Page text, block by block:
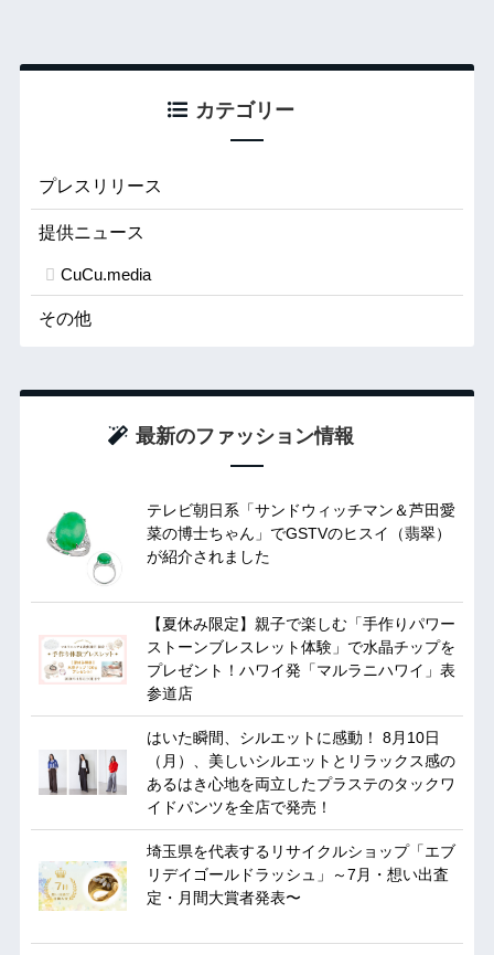
カテゴリー
プレスリリース
提供ニュース
CuCu.media
その他
最新のファッション情報
テレビ朝日系「サンドウィッチマン＆芦田愛
菜の博士ちゃん」でGSTVのヒスイ（翡翠）
が紹介されました
【夏休み限定】親子で楽しむ「手作りパワー
ストーンブレスレット体験」で水晶チップを
プレゼント！ハワイ発「マルラニハワイ」表
参道店
はいた瞬間、シルエットに感動！ 8月10日
（月）、美しいシルエットとリラックス感の
あるはき心地を両立したプラステのタックワ
イドパンツを全店で発売！
埼玉県を代表するリサイクルショップ「エブ
リデイゴールドラッシュ」～7月・想い出査
定・月間大賞者発表〜